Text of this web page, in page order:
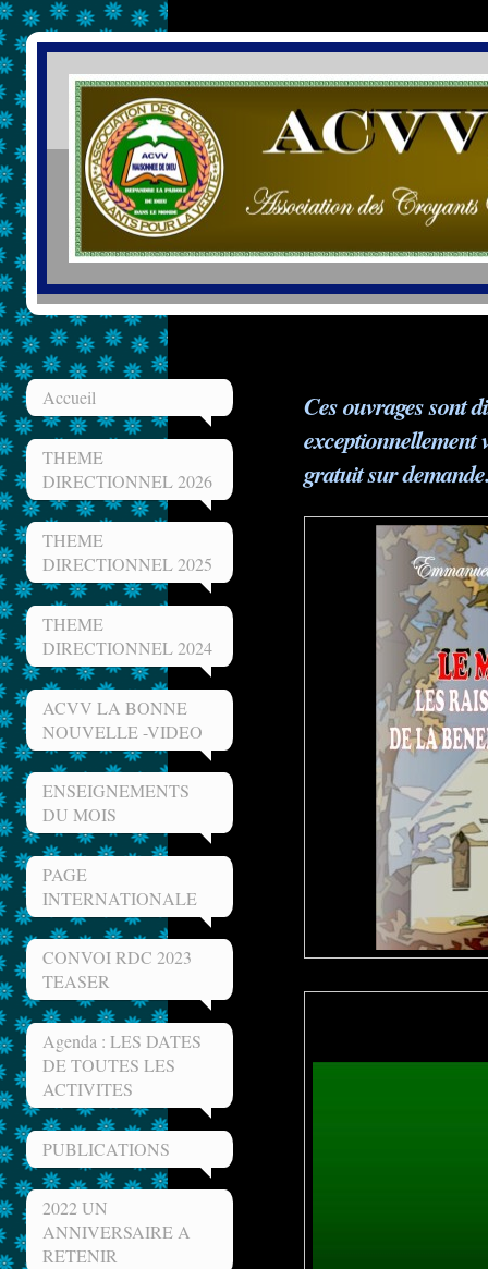
Accueil
THEME
DIRECTIONNEL 2026
THEME
DIRECTIONNEL 2025
THEME
DIRECTIONNEL 2024
ACVV LA BONNE
NOUVELLE -VIDEO
ENSEIGNEMENTS
DU MOIS
PAGE
INTERNATIONALE
CONVOI RDC 2023
TEASER
Agenda : LES DATES
DE TOUTES LES
ACTIVITES
PUBLICATIONS
2022 UN
ANNIVERSAIRE A
RETENIR
Ces ouvrages sont
exceptionnellement
gratuit sur